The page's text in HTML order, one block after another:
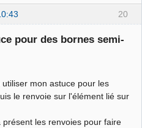
20
pour des bornes semi-
mon astuce pour les
le renvoie sur l'élément lié sur
présent les renvoies pour faire